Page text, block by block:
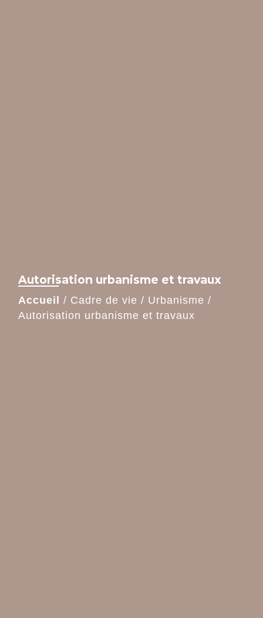
Autorisation urbanisme et travaux
Accueil / Cadre de vie / Urbanisme /
Autorisation urbanisme et travaux